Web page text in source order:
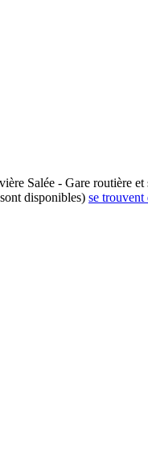
Salée - Gare routière
disponibles) se trouvent